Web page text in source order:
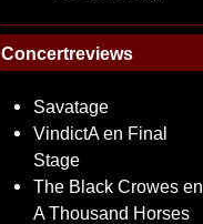
Concertreviews
Savatage
VindictA en Final
Stage
The Black Crowes en
A Thousand Horses